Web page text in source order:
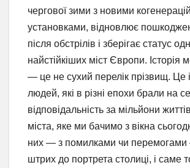
чергової зими з новими
установками, відновлює
після обстрілів і зберігає статус
найстійкіших міст Європи. Історія
— це не сухий перелік прізвищ. Це
людей, які в різні епохи брали на
відповідальність за мільйони
міста, яке ми бачимо з вікна
них — з помилками чи
штрих до портрета столиці, і саме